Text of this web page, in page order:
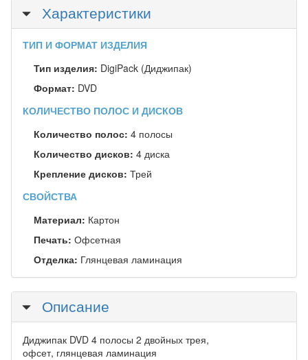
Скрыть
Характеристики
ТИП И ФОРМАТ ИЗДЕЛИЯ
Тип изделия: DigiPack (Диджипак)
Формат: DVD
КОЛИЧЕСТВО ПОЛОС И ДИСКОВ
Количество полос: 4 полосы
Количество дисков: 4 диска
Крепление дисков: Трей
СВОЙСТВА
Материал: Картон
Печать: Офсетная
Отделка: Глянцевая ламинация
Скрыть
Описание
Диджипак DVD 4 полосы 2 двойных трея,
офсет, глянцевая ламинация